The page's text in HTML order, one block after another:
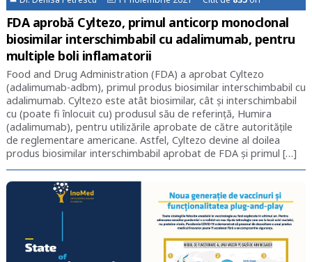
FDA aprobă Cyltezo, primul anticorp monoclonal
biosimilar interschimbabil cu adalimumab, pentru
multiple boli inflamatorii
Food and Drug Administration (FDA) a aprobat Cyltezo
(adalimumab-adbm), primul produs biosimilar interschimbabil cu
adalimumab. Cyltezo este atât biosimilar, cât și interschimbabil
cu (poate fi înlocuit cu) produsul său de referință, Humira
(adalimumab), pentru utilizările aprobate de către autoritățile
de reglementare americane. Astfel, Cyltezo devine al doilea
produs biosimilar interschimbabil aprobat de FDA și primul […]